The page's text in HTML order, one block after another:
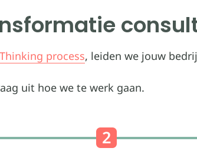
process, leiden we jouw
uit hoe we te werk gaan.